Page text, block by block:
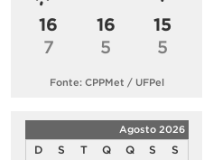
16
7
16
5
15
5
Fonte: CPPMet / UFPel
Agosto 2026
D S T Q Q S
S